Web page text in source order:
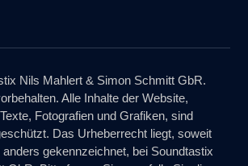
Nils Mahlert & Simon Schmitt GbR.
Alle Inhalte der Website,
Fotografien und Grafiken, sind
Das Urheberrecht liegt, soweit
gekennzeichnet, bei Soundtastix